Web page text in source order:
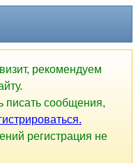
рекомендуем
писать сообщения,
регистрация не